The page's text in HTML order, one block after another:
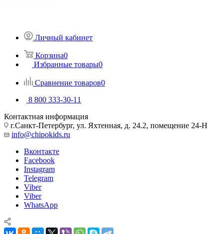
Личный кабинет
Корзина0
Избранные товары0
Сравнение товаров0
8 800 333-30-11
Контактная информация
г.Санкт-Петербург, ул. Яхтенная, д. 24.2, помещение 24-Н
info@chipokids.ru
Вконтакте
Facebook
Instagram
Telegram
Viber
Viber
WhatsApp